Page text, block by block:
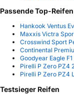
Passende Top-Reifen
Hankook Ventus
Maxxis Victra
Crosswind Sport
Continental
Goodyear Eagle
Pirelli P Zero PZ4
Pirelli P Zero PZ4
Testsieger Reifen